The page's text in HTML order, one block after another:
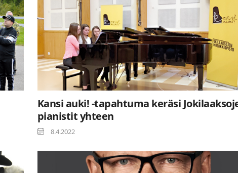
Kansi auki! -tapahtuma keräsi
pianistit yhteen
8.4.2022